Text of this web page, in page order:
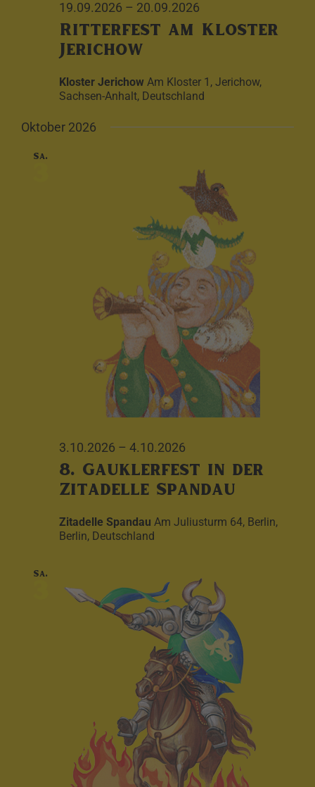
19.09.2026 – 20.09.2026
Ritterfest am Kloster
Jerichow
Kloster Jerichow Am Kloster 1, Jerichow,
Sachsen-Anhalt, Deutschland
Oktober 2026
Sa.
3.10.2026 – 4.10.2026
8. Gauklerfest in der
Zitadelle Spandau
Zitadelle Spandau Am Juliusturm 64, Berlin,
Berlin, Deutschland
Sa.